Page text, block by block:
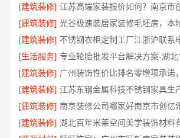
[建筑装修] 江苏高端家装报价如何？南京市
[建筑装修]
[建筑装修]
[生活服务] 专业轮胎批发平台解决方案-湖
[建筑装修]
[建筑装修] 江苏东钢金属科技不锈钢家具生
[建筑装修] 南京装修公司哪家好南京市创亿
[建筑装修] 湖北百年米莱空间美学装饰材料